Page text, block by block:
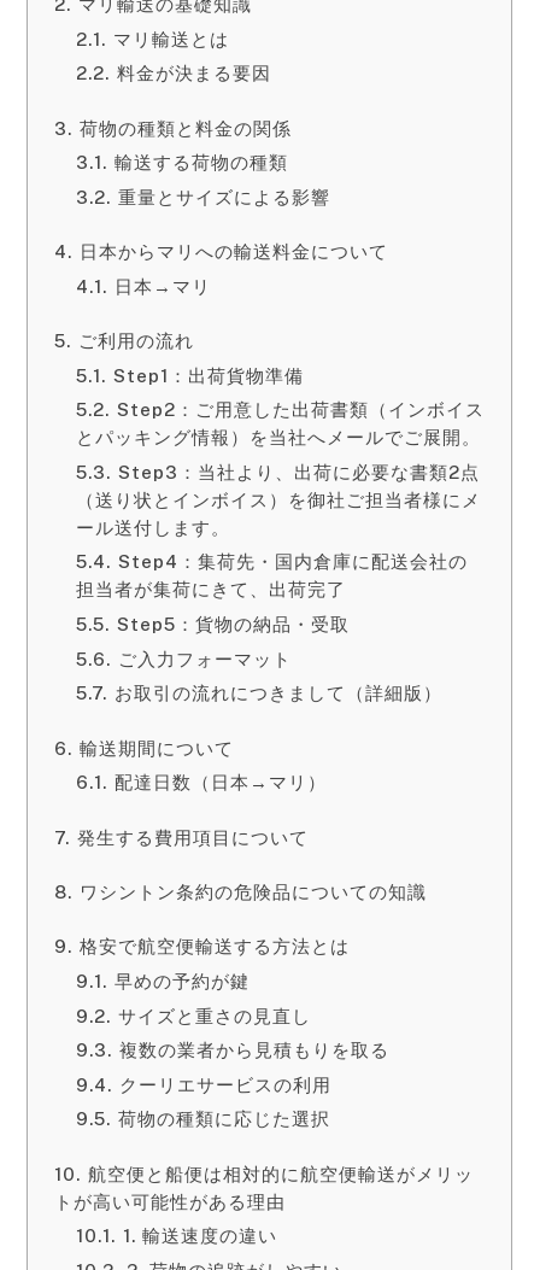
マリ輸送の基礎知識
マリ輸送とは
料金が決まる要因
荷物の種類と料金の関係
輸送する荷物の種類
重量とサイズによる影響
日本からマリへの輸送料金について
日本→マリ
ご利用の流れ
Step1：出荷貨物準備
Step2：ご用意した出荷書類（インボイス
とパッキング情報）を当社へメールでご展開。
Step3：当社より、出荷に必要な書類2点
（送り状とインボイス）を御社ご担当者様にメ
ール送付します。
Step4：集荷先・国内倉庫に配送会社の
担当者が集荷にきて、出荷完了
Step5：貨物の納品・受取
ご入力フォーマット
お取引の流れにつきまして（詳細版）
輸送期間について
配達日数（日本→マリ）
発生する費用項目について
ワシントン条約の危険品についての知識
格安で航空便輸送する方法とは
早めの予約が鍵
サイズと重さの見直し
複数の業者から見積もりを取る
クーリエサービスの利用
荷物の種類に応じた選択
航空便と船便は相対的に航空便輸送がメリッ
トが高い可能性がある理由
1. 輸送速度の違い